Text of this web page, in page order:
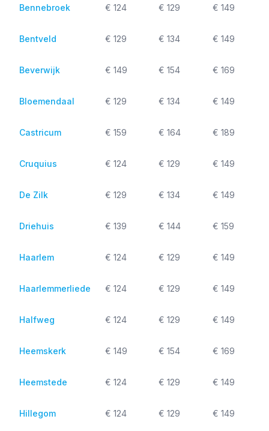
Bennebroek € 124 € 129 € 149
Bentveld € 129 € 134 € 149
Beverwijk € 149 € 154 € 169
Bloemendaal € 129 € 134 € 149
Castricum € 159 € 164 € 189
Cruquius € 124 € 129 € 149
De Zilk € 129 € 134 € 149
Driehuis € 139 € 144 € 159
Haarlem € 124 € 129 € 149
Haarlemmerliede € 124 € 129 € 149
Halfweg € 124 € 129 € 149
Heemskerk € 149 € 154 € 169
Heemstede € 124 € 129 € 149
Hillegom € 124 € 129 € 149